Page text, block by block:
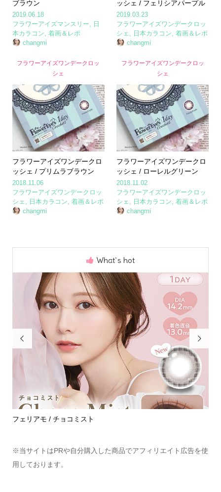
ブラウン
2019.06.18
フラワーアイズマンスリー, 日
本カラコン, 着画＆レポ
changmi
ッシェ / フェリシアパープル
2019.03.23
フラワーアイズワンデークロッ
シェ , 日本カラコン,着画＆レポ
changmi
フラワーアイズワンデークロッ
シェ
フラワーアイズワンデークロ
ッシェ / プリムラブラウン
2018.11.06
フラワーアイズワンデークロッ
シェ
日本カラコン 着画＆レポ
changmi
フラワーアイズワンデークロッ
シェ
フラワーアイズワンデークロ
ッシェ / ローレルグリーン
2018.11.02
フラワーアイズワンデークロッ
シェ
日本カラコン ,着画＆レポ
changmi
What`s hot

フェリアモ / チョコミスト

※当サイトはPRや自分購入した商品でアフィリエイト広告を使
用しております。